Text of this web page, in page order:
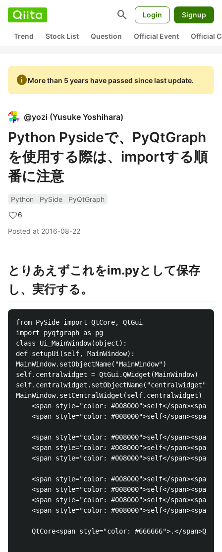
search Login Signup
Trend Stock List Question Official Event Official
infoMore than 5 years have passed since last update.
@yozi (Yusuke Yoshihara)
Python Pysideで、PyQtGraph
を使用する際は、importする順
番に注意
Python PySide
PyQtGraph
6
Posted at 2016-08-22
とりあえずこれをim.pyとして保存
し、実行する。
from PySide import QtCore, QtGui
import pyqtgraph as pg
class Ui_MainWindow(object):
def setupUi(self, MainWindow):
MainWindow.setObjectName("MainWindow")
self.centralwidget = QtGui.QWidget(MainWindow)
self.centralwidget.setObjectName("centralwidget")
MainWindow.setCentralWidget(self.centralwidget)
<span style="color: #008000">self</span><span
<span style="color: #008000">self</span><span
<span style="color: #008000">self</span><span
<span style="color: #008000">self</span><span
<span style="color: #008000">self</span><span
<span style="color: #008000">self</span><span
<span style="color: #008000">self</span><span
<span style="color: #008000">self</span><span
<span style="color: #008000">self</span><span
QtCore<span style="color: #666666">.</